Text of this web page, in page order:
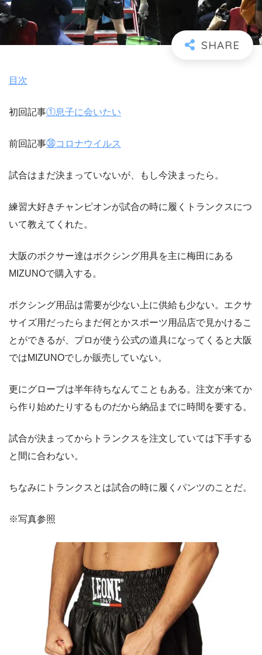
目次
初回記事①息子に会いたい
前回記事㊳コロナウイルス
試合はまだ決まっていないが、もし今決まったら。
練習大好きチャンピオンが試合の時に履くトランクスにつ
いて教えてくれた。
大阪のボクサー達はボクシング用具を主に梅田にある
MIZUNOで購入する。
ボクシング用品は需要が少ない上に供給も少ない。エクサ
サイズ用だったらまだ何とかスポーツ用品店で見かけるこ
とができるが、プロが使う公式の道具になってくると大阪
ではMIZUNOでしか販売していない。
更にグローブは半年待ちなんてこともある。注文が来てか
ら作り始めたりするものだから納品までに時間を要する。
試合が決まってからトランクスを注文していては下手する
と間に合わない。
ちなみにトランクスとは試合の時に履くパンツのことだ。
※写真参照